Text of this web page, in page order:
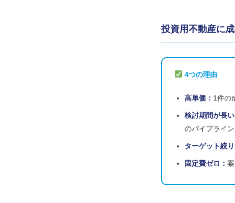
投資用不動産に
4つの理由
高単価： 1件の
検討期間が長い
のパイプライ
ターゲット絞り
固定費ゼロ：